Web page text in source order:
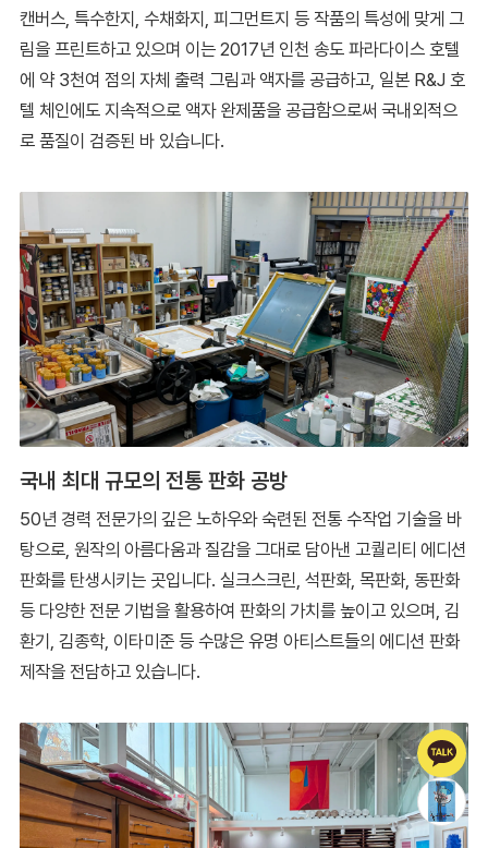
캔버스, 특수한지, 수채화지, 피그먼트지 등 작품의 특성에 맞게 그
림을 프린트하고 있으며 이는 2017년 인천 송도 파라다이스 호텔
에 약 3천여 점의 자체 출력 그림과 액자를 공급하고, 일본 R&J 호
텔 체인에도 지속적으로 액자 완제품을 공급함으로써 국내외적으
로 품질이 검증된 바 있습니다.
국내 최대 규모의 전통 판화 공방
50년 경력 전문가의 깊은 노하우와 숙련된 전통 수작업 기술을 바
탕으로, 원작의 아름다움과 질감을 그대로 담아낸 고퀄리티 에디션
판화를 탄생시키는 곳입니다. 실크스크린, 석판화, 목판화, 동판화
등 다양한 전문 기법을 활용하여 판화의 가치를 높이고 있으며, 김
환기, 김종학, 이타미준 등 수많은 유명 아티스트들의 에디션 판화
제작을 전담하고 있습니다.